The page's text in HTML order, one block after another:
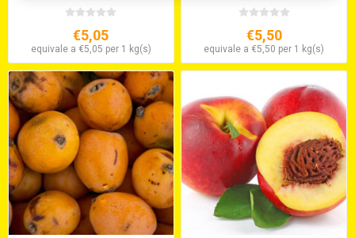
€5,05
equivale a €5,05 per 1 kg(s)
€5,50
equivale a €5,50 per 1 kg(s)